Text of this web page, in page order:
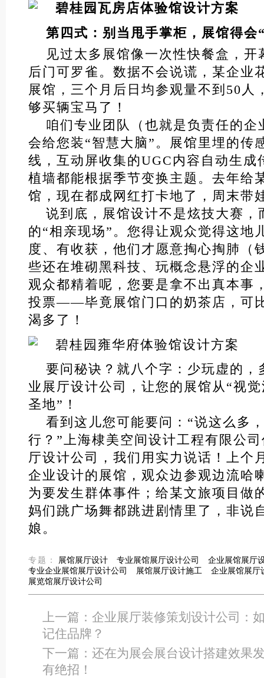
第四式：别当甩手掌柜，展馆得会
见过太多展馆像一次性快餐盒，
后门可罗雀。数据不会说谎，某企业
展馆，三个月后日均参观量不到50人
够买辆宝马了！
咱们专业团队（也就是负责任的企
会给您装“智慧大脑”。展馆里埋的传
线，互动屏收集的UGC内容自动生成
植墙都能根据季节变换主题。去年给
馆，现在都成网红打卡地了，周末带
说到底，展馆设计不是炫技大赛，
的“相亲现场”。您得让观众觉得这地
度、有收获，他们才愿意掏心掏肺（
些还在堆砌黑科技、玩概念悬浮的企
观众都精着呢，您要是拿不出真本事
投票——毕竟展馆门口的奶茶店，可
渴多了！
要问秘诀？就八个字：少玩虚的，
业展厅设计公司，让您的展馆从“视
圣地”！
看到这儿您可能要问：“说这么多
行？”上海棣美空间设计工程有限公
厅设计公司，我们用实力说话！上个
企业设计的展馆，观众边参观边流哈
为要发生群体事件；给某文旅项目做
妈们跳广场舞都跳进剧情里了，非说
娘。
专题： 展馆展厅设计 专业展馆展厅设计公司
企业展馆展厅
专业企业展馆展厅设计公司
展馆展厅设计施工
企业展馆展厅
展览馆展厅设计公司
上一篇：企业展厅装修策划设计公司：
记住品牌？
下一篇：还在为展会展台设计搭建效果
有绝招！